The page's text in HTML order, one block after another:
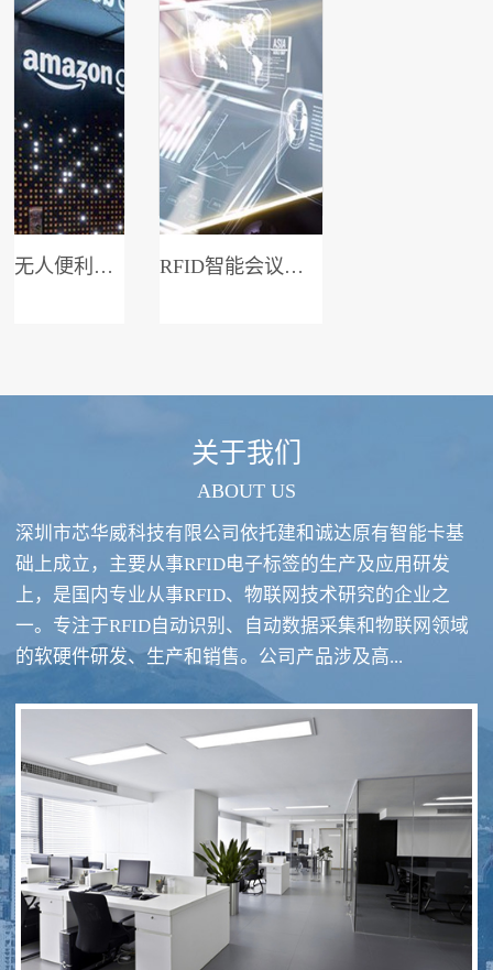
无人便利店系统 RFID智能会议签到系统
RFID酒类防伪系统方案 RFID智慧食堂系统
关于我们
ABOUT US
深圳市芯华威科技有限公司依托建和诚达原有智能卡基
础上成立，主要从事RFID电子标签的生产及应用研发
上，是国内专业从事RFID、物联网技术研究的企业之
一。专注于RFID自动识别、自动数据采集和物联网领域
的软硬件研发、生产和销售。公司产品涉及高...